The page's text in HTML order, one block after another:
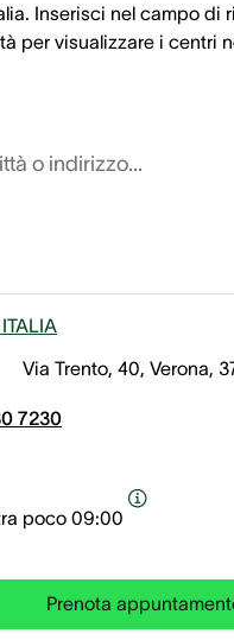
Inserisci nel campo di
per visualizzare i centri
o indirizzo...
Via Trento, 40, Verona,
7230
poco 09:00
Prenota